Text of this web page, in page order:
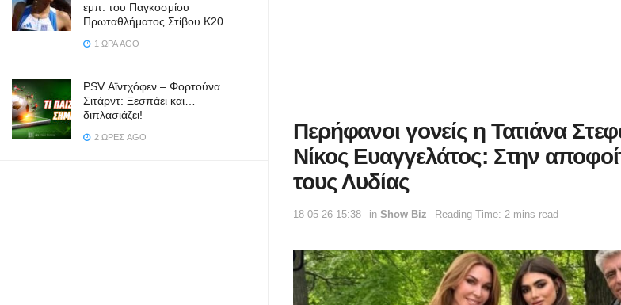
εμπ. του Παγκοσμίου
Πρωταθλήματος Στίβου Κ20
1 ΏΡΑ AGO
PSV Αϊντχόφεν – Φορτούνα
Σιτάρντ: Ξεσπάει και…
διπλασιάζει!
2 ΏΡΕΣ AGO
Περήφανοι γονείς η Τατιάνα
Νίκος Ευαγγελάτος: Στην
τους Λυδίας
18-05-26 15:38 in Show Biz Reading Time: 2 mins read